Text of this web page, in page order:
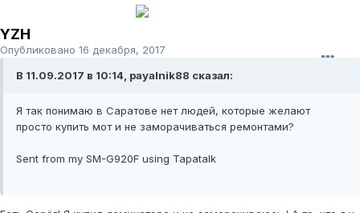
YZH
Опубликовано 16 декабря, 2017
В 11.09.2017 в 10:14, payalnik88 сказал:
Я так понимаю в Саратове нет людей, которые желают
просто купить мот и не заморачиваться ремонтами?
Sent from my SM-G920F using Tapatalk